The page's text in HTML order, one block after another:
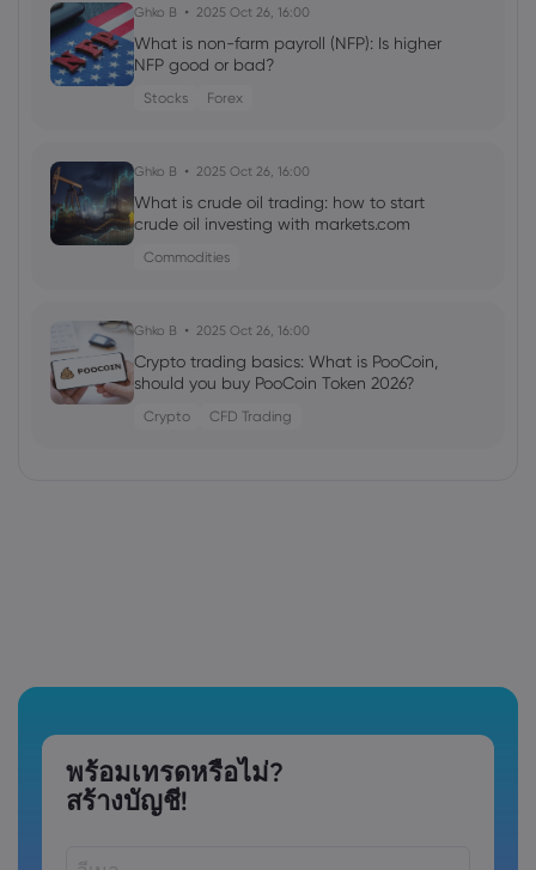
Ghko B 2025 Oct 26, 16:00
What is non-farm payroll (NFP): Is higher
NFP good or bad?
Stocks Forex
Ghko B 2025 Oct 26, 16:00
What is crude oil trading: how to start
crude oil investing with markets.com
Commodities
Ghko B 2025 Oct 26, 16:00
Crypto trading basics: What is PooCoin,
should you buy PooCoin Token 2026?
Crypto CFD Trading
พร้อมเทรดหรือไม่?
สร้างบัญชี!